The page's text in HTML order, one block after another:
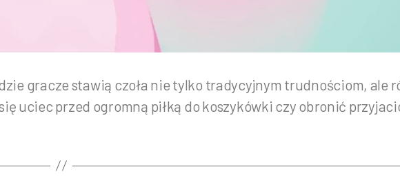
gracze stawią czoła nie tylko tradycyjnym trudnościom, ale
uciec przed ogromną piłką do koszykówki czy obronić